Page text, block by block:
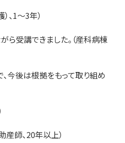
、1～3年）
受講できました。（産科病棟
今後は根拠をもって取り組め
師、20年以上）